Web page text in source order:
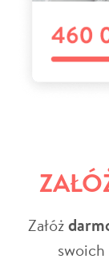
Załóż